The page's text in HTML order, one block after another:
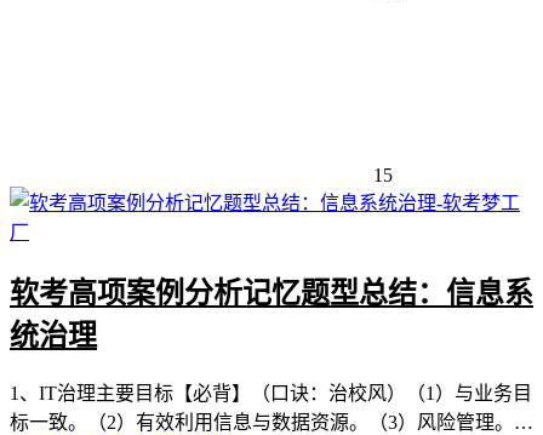
15
软考高项案例分析记忆题型总结：信息系
统治理
1、IT治理主要目标【必背】（口诀：治校风）（1）与业务目
标一致。（2）有效利用信息与数据资源。（3）风险管理。